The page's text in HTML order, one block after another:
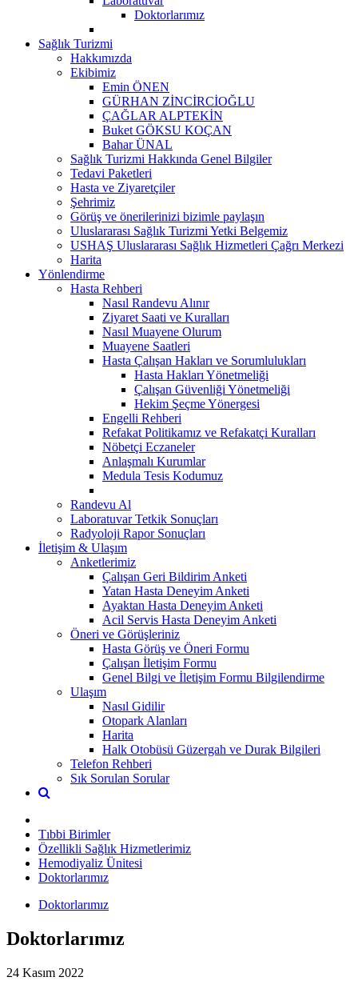
Doktorlarımız
Sağlık Turizmi
Hakkımızda
Ekibimiz
Emin ÖNEN
GÜRHAN ZİNCİRCİOĞLU
ÇAĞLAR ALPTEKİN
Buket GÖKSU KOÇAN
Bahar ÜNAL
Sağlık Turizmi Hakkında Genel Bilgiler
Tedavi Paketleri
Hasta ve Ziyaretçiler
Şehrimiz
Görüş ve önerilerinizi bizimle paylaşın
Uluslararası Sağlık Turizmi Yetki Belgemiz
USHAŞ Uluslararası Sağlık Hizmetleri Çağrı Merkezi
Harita
Yönlendirme
Hasta Rehberi
Nasıl Randevu Alınır
Ziyaret Saati ve Kuralları
Nasıl Muayene Olurum
Muayene Saatleri
Hasta Çalışan Hakları ve Sorumlulukları
Hasta Hakları Yönetmeliği
Çalışan Güvenliği Yönetmeliği
Hekim Şeçme Yönergesi
Engelli Rehberi
Refakat Politikamız ve Refakatçi Kuralları
Nöbetçi Eczaneler
Anlaşmalı Kurumlar
Medula Tesis Kodumuz
Randevu Al
Laboratuvar Tetkik Sonuçları
Radyoloji Rapor Sonuçları
İletişim & Ulaşım
Anketlerimiz
Çalışan Geri Bildirim Anketi
Yatan Hasta Deneyim Anketi
Ayaktan Hasta Deneyim Anketi
Acil Servis Hasta Deneyim Anketi
Öneri ve Görüşleriniz
Hasta Görüş ve Öneri Formu
Çalışan İletişim Formu
Genel Bilgi ve İletişim Formu Bilgilendirme
Ulaşım
Nasıl Gidilir
Otopark Alanları
Harita
Halk Otobüsü Güzergah ve Durak Bilgileri
Telefon Rehberi
Sık Sorulan Sorular
Tıbbi Birimler
Özellikli Sağlık Hizmetlerimiz
Hemodiyaliz Ünitesi
Doktorlarımız
Doktorlarımız
Doktorlarımız
24 Kasım 2022